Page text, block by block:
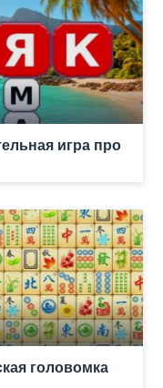
игра про
головомка